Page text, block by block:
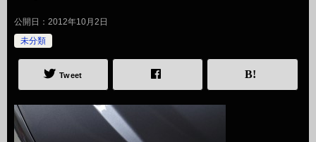
公開日： 2012年10月2日
未分類
Tweet